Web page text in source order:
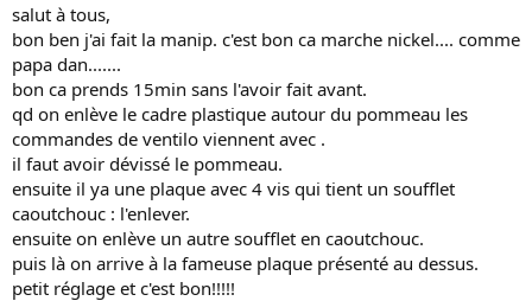
salut à tous,
bon ben j'ai fait la manip. c'est bon ca marche nickel.... comme
papa dan.......
bon ca prends 15min sans l'avoir fait avant.
qd on enlève le cadre plastique autour du pommeau les
commandes de ventilo viennent avec .
il faut avoir dévissé le pommeau.
ensuite il ya une plaque avec 4 vis qui tient un soufflet
caoutchouc : l'enlever.
ensuite on enlève un autre soufflet en caoutchouc.
puis là on arrive à la fameuse plaque présenté au dessus.
petit réglage et c'est bon!!!!!